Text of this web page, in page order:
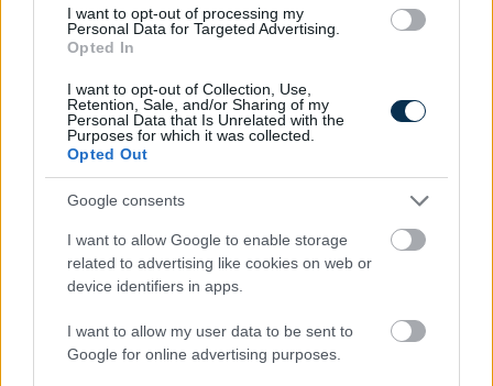
I want to opt-out of processing my
Personal Data for Targeted Advertising.
Opted In
I want to opt-out of Collection, Use,
Retention, Sale, and/or Sharing of my
Personal Data that Is Unrelated with the
Purposes for which it was collected.
Opted Out
Google consents
I want to allow Google to enable storage
related to advertising like cookies on web or
device identifiers in apps.
I want to allow my user data to be sent to
Google for online advertising purposes.
pontos szabályokat
2026.08.08. 09:46